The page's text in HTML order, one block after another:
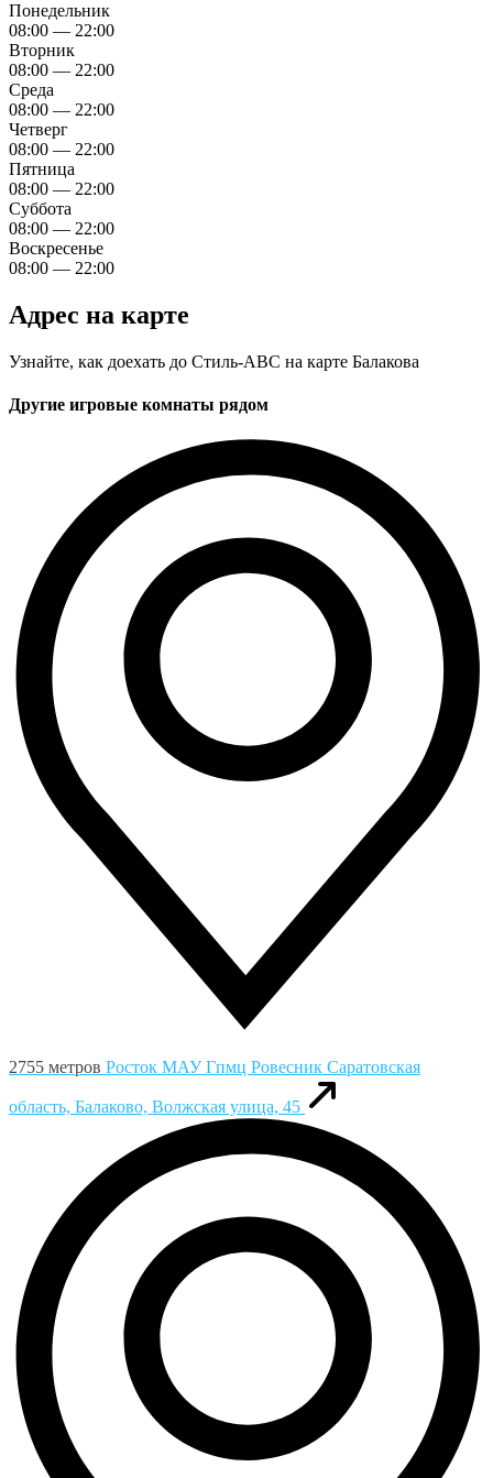
Понедельник
08:00 — 22:00
Вторник
08:00 — 22:00
Среда
08:00 — 22:00
Четверг
08:00 — 22:00
Пятница
08:00 — 22:00
Суббота
08:00 — 22:00
Воскресенье
08:00 — 22:00
Адрес на карте
Узнайте, как доехать до Стиль-АВС на карте Балакова
Другие игровые комнаты рядом
2755 метров Росток МАУ Гпмц Ровесник Саратовская
область, Балаково, Волжская улица, 45